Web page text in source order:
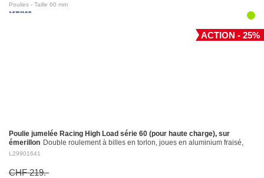
Poulies - Taille 60 mm
ACTION - 25%
Poulie jumelée Racing High Load série 60 (pour haute charge), sur
émerillon Double roulement à billes en torlon, joues en aluminium fraisé,
réa en aluminium fraisé Ø 60 mm. Réa en aluminium: ø 60 mm Pour
L29901641
CHF 219.-